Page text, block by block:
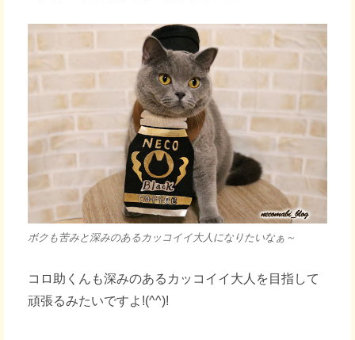
ボクも苦みと深みのあるカッコイイ大人になりたいなぁ～
コロ助くんも深みのあるカッコイイ大人を目指して
頑張るみたいですよ!(^^)!